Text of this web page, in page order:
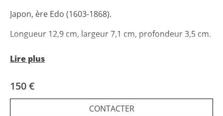
Japon, ère Edo (1603-1868).
Longueur 12,9 cm, largeur 7,1 cm, profondeur 3,5 cm.
Très bon état de conservation.
courrier assuré (DPD ou DHL). Tous les articles sont
bancaire international.
Lire plus
150 €
CONTACTER